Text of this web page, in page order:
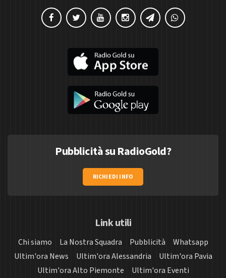
Pubblicità su RadioGold?
RICHIEDI INFO
Link utili
Chi siamo La Nostra Squadra Pubblicità
Whatsapp
Ultim'ora News
Ultim'ora Alessandria
Ultim'ora Pavia
Ultim'ora Alto Piemonte
Ultim'ora Eventi